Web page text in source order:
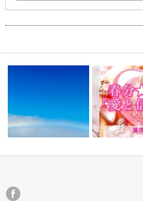
）年内の講座セッションについて